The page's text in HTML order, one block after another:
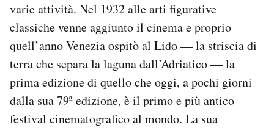
varie attività. Nel 1932 alle arti figurative
classiche venne aggiunto il cinema e proprio
quell’anno Venezia ospitò al Lido — la striscia di
terra che separa la laguna dall’Adriatico — la
prima edizione di quello che oggi, a pochi giorni
dalla sua 79ª edizione, è il primo e più antico
festival cinematografico al mondo. La sua